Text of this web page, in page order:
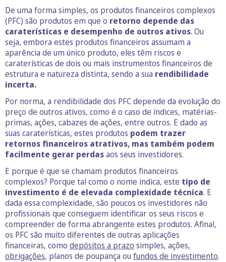
De uma forma simples, os produtos financeiros complexos
(PFC) são produtos em que o retorno depende das
caraterísticas e desempenho de outros ativos. Ou
seja, embora estes produtos financeiros assumam a
aparência de um único produto, eles têm riscos e
caraterísticas de dois ou mais instrumentos financeiros de
estrutura e natureza distinta, sendo a sua rendibilidade
incerta.
Por norma, a rendibilidade dos PFC depende da evolução do
preço de outros ativos, como é o caso de índices, matérias-
primas, ações, cabazes de ações, entre outros. E dado as
suas caraterísticas, estes produtos podem trazer
retornos financeiros atrativos, mas também podem
facilmente gerar perdasaos seus investidores.
E porque é que se chamam produtos financeiros
complexos? Porque tal como o nome indica, este tipo de
investimento é de elevada complexidade técnica. E
dada essa complexidade, são poucos os investidores não
profissionais que conseguem identificar os seus riscos e
compreender de forma abrangente estes produtos. Afinal,
os PFC são muito diferentes de outras aplicações
financeiras, como depósitos a prazo simples, ações,
obrigações, planos de poupança ou fundos de investimento.